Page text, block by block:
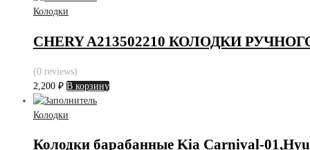
Колодки
CHERY A213502210 КОЛОДКИ
(0 reviews)
2,200 ₽ В корзину
Колодки
Колодки барабанные Kia Carnival-